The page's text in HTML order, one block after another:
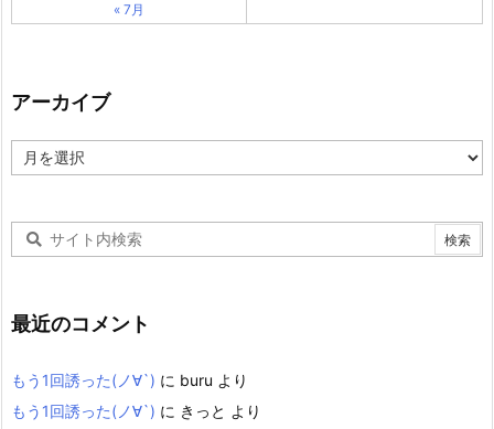
« 7月
アーカイブ
ー
最近のコメント
もう1回誘った(ノ∀`) に buru より
もう1回誘った(ノ∀`) に きっと より